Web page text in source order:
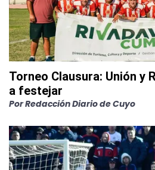
Torneo Clausura: Unión y
a festejar
PorRedacción Diario de Cuyo